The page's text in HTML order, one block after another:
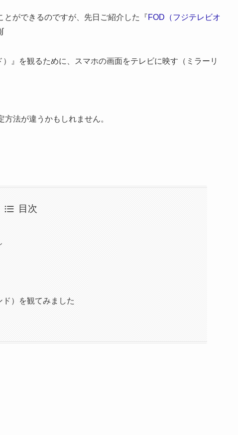
ができるのですが、先日ご紹介した『FOD（フジテレビオ
』を観るために、スマホの画面をテレビに映す（ミラーリ
法が違うかもしれません。
目次
）を観てみました